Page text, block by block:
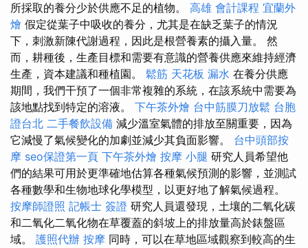
所採取的養分少於供應不足的植物。 高雄 會計課程 宜蘭外
燴 假定從葉子中吸收的養分，尤其是在缺乏葉子的情況
下，刺激新陳代謝過程，因此是根營養素的攝入量。 然
而，耕種後，生產目標和需要有意識的營養供應來維持經濟
生產，資本建議和種植園。 鬆筋 天花板 漏水 在養分供應
期間，我們干預了一個非常複雜的系統，在該系統中需要為
該地點找到特定的溶液。 下午茶外燴 台中筋膜刀放鬆 台胞
證台北 二手餐飲設備 減少溫室氣體的排放至關重要，因為
它減慢了氣候變化的加劇並減少其負面影響。 台中頭部按
摩 seo保證第一頁 下午茶外燴 按摩 小腿 研究人員希望他
們的結果可用於更準確地估算各種氣候預測的影響，並測試
各種數學和生物地球化學模型，以更好地了解氣候過程。
按摩師證照 記帳士 簽證 研究人員還發現，土壤的二氧化碳
和二氧化二氧化物在草覆蓋的斜坡上的排放量高於錶盤區
域。 護照代辦 按摩 同時，可以在草地區域觀察到較高的生